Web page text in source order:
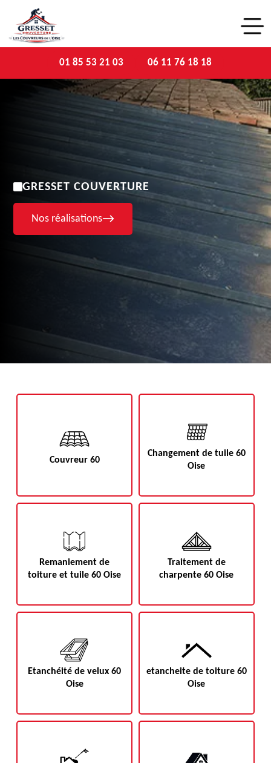
01 85 53 21 03 06 11 76 18 18
GRESSET COUVERTURE
Nos réalisations
Couvreur 60
Changement de tuile 60
Oise
Remaniement de
toiture et tuile 60 Oise
Traitement de
charpente 60 Oise
Etanchéité de velux 60
Oise
etancheite de toiture 60
Oise